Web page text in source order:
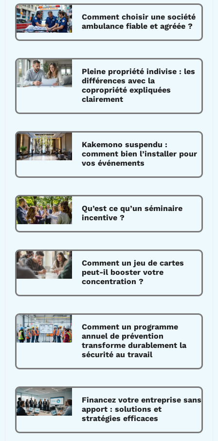
Comment choisir une société
ambulance fiable et agréée ?
Pleine propriété indivise : les
différences avec la
copropriété expliquées
clairement
Kakemono suspendu :
comment bien l’installer pour
vos événements
Qu’est ce qu’un séminaire
incentive ?
Comment un jeu de cartes
peut-il booster votre
concentration ?
Comment un programme
annuel de prévention
transforme durablement la
sécurité au travail
Financez votre entreprise sans
apport : solutions et
stratégies efficaces